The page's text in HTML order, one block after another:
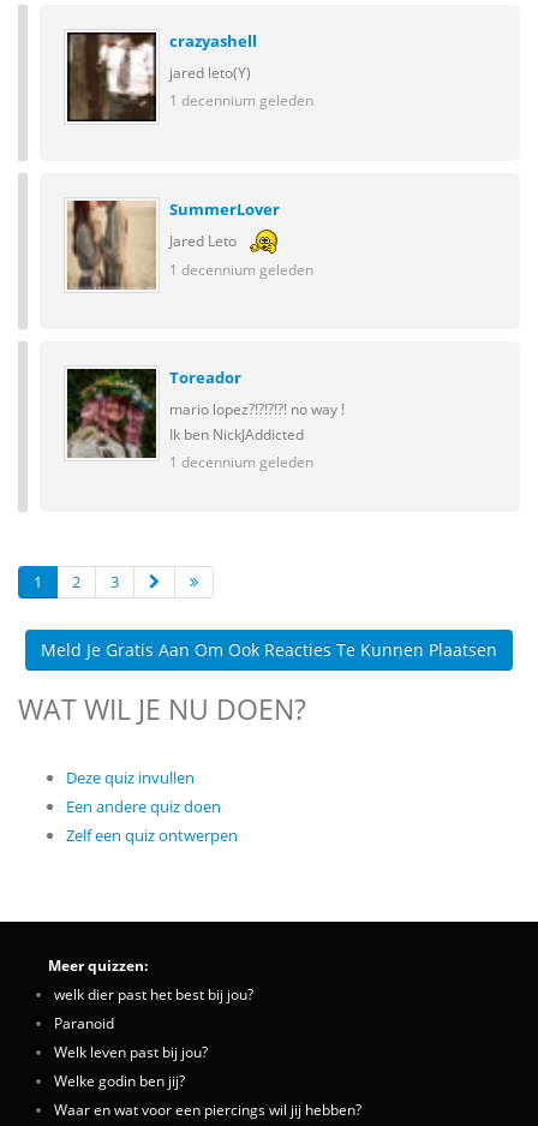
crazyashell
jared leto(Y)
1 decennium geleden
SummerLover
Jared Leto
1 decennium geleden
Toreador
mario lopez?!?!?!?! no way !
Ik ben NickJAddicted
1 decennium geleden
1 2 3
Meld Je Gratis Aan Om Ook Reacties Te Kunnen Plaatsen
WAT WIL JE NU DOEN?
Deze quiz invullen
Een andere quiz doen
Zelf een quiz ontwerpen
Meer quizzen:
welk dier past het best bij jou?
Paranoid
Welk leven past bij jou?
Welke godin ben jij?
Waar en wat voor een piercings wil jij hebben?